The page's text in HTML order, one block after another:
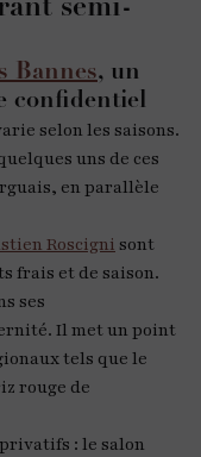
semi-
Bannes, un
confidentiel
selon les saisons.
uns de ces
en parallèle
Roscigni sont
frais et de saison.
ses
Il met un point
tels que le
rouge de
: le salon